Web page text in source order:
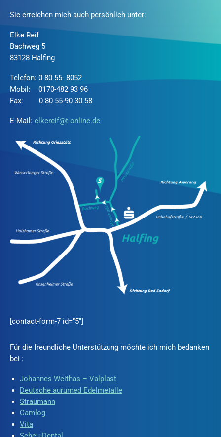
Sie erreichen mich auch persönlich unter:
Elke Reif
Bachweg 5
83128 Halfing
Telefon: 0 80 55- 8052
Mobil: 0170-482 93 96
Fax: 0 80 55-90 30 58
E-Mail: elkereif@t-online.de
[contact-form-7 id=“5″]
Für die freundliche Unterstützung möchte ich mich bedanken
bei :
Johannes Weithas – Valplast
Deutsche aurumed Edelmetalle
Straumann
Camlog
Vita